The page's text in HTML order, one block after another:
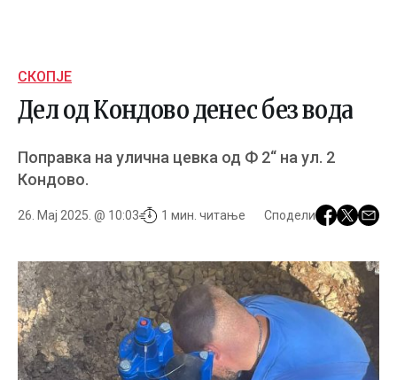
СКОПЈЕ
Дел од Кондово денес без вода
Поправка на улична цевка од Ф 2“ на ул. 2
Кондово.
26. Мај 2025. @ 10:03 1 мин. читање Сподели